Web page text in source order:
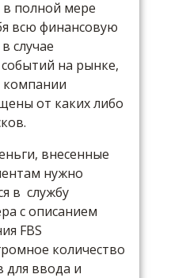
в полной мере
всю финансовую
случае
на рынке,
компании
от каких либо
внесенные
нужно
в службу
с описанием
FBS
количество
для ввода и